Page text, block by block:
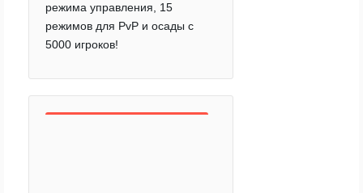
режима управления, 15
режимов для PvP и осады с
5000 игроков!